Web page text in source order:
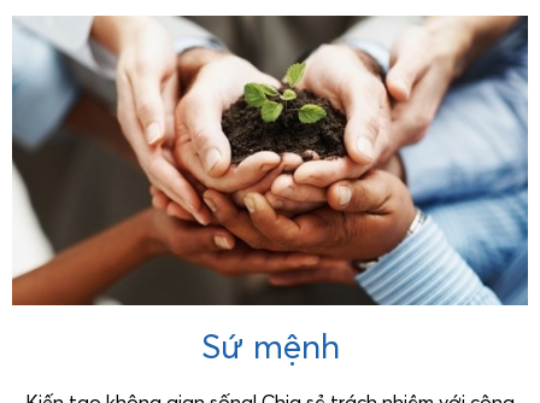
Sứ mệnh